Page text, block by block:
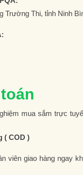
Trường Thi, tỉnh Ninh
mua sắm trực
( COD )
viên giao hàng ngay